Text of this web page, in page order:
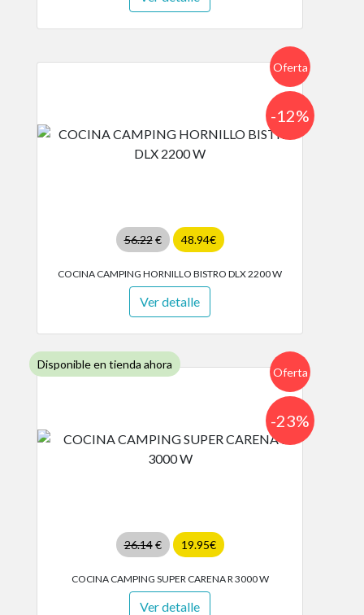
Oferta
56.22€ 48.94€
-12%
COCINA CAMPING HORNILLO BISTRO DLX 2200 W
Ver detalle
Disponible en tienda ahora
Oferta
26.14€ 19.95€
-23%
COCINA CAMPING SUPER CARENA R 3000 W
Ver detalle